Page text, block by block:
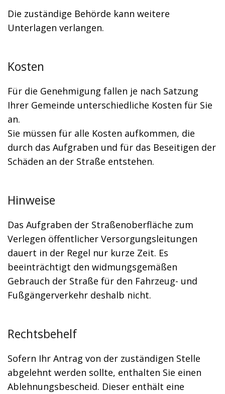
Die zuständige Behörde kann weitere
Unterlagen verlangen.
Kosten
Für die Genehmigung fallen je nach Satzung
Ihrer Gemeinde unterschiedliche Kosten für Sie
an.
Sie müssen für alle Kosten aufkommen, die
durch das Aufgraben und für das Beseitigen der
Schäden an der Straße entstehen.
Hinweise
Das Aufgraben der Straßenoberfläche zum
Verlegen öffentlicher Versorgungsleitungen
dauert in der Regel nur kurze Zeit. Es
beeinträchtigt den widmungsgemäßen
Gebrauch der Straße für den Fahrzeug- und
Fußgängerverkehr deshalb nicht.
Rechtsbehelf
Sofern Ihr Antrag von der zuständigen Stelle
abgelehnt werden sollte, enthalten Sie einen
Ablehnungsbescheid. Dieser enthält eine